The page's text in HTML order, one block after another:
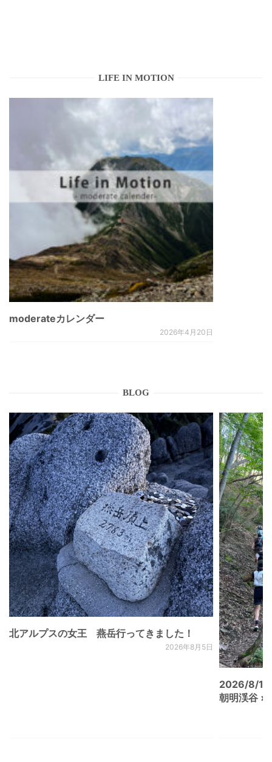
LIFE IN MOTION
moderateカレンダー
2026年4月20日
BLOG
北アルプスの女王 燕岳行ってきました！
2026年8月5日
2026/8/
朝明渓谷 ×